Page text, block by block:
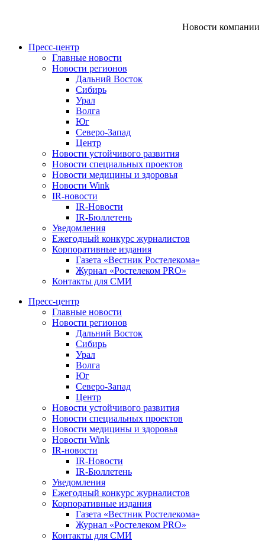
Новости компании
Пресс-центр
Главные новости
Новости регионов
Дальний Восток
Сибирь
Урал
Волга
Юг
Северо-Запад
Центр
Новости устойчивого развития
Новости специальных проектов
Новости медицины и здоровья
Новости Wink
IR-новости
IR-Новости
IR-Бюллетень
Уведомления
Ежегодный конкурс журналистов
Корпоративные издания
Газета «Вестник Ростелекома»
Журнал «Ростелеком PRO»
Контакты для СМИ
Пресс-центр
Главные новости
Новости регионов
Дальний Восток
Сибирь
Урал
Волга
Юг
Северо-Запад
Центр
Новости устойчивого развития
Новости специальных проектов
Новости медицины и здоровья
Новости Wink
IR-новости
IR-Новости
IR-Бюллетень
Уведомления
Ежегодный конкурс журналистов
Корпоративные издания
Газета «Вестник Ростелекома»
Журнал «Ростелеком PRO»
Контакты для СМИ